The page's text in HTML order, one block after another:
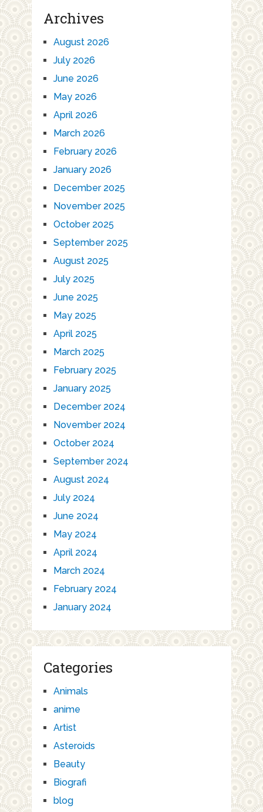
Archives
August 2026
July 2026
June 2026
May 2026
April 2026
March 2026
February 2026
January 2026
December 2025
November 2025
October 2025
September 2025
August 2025
July 2025
June 2025
May 2025
April 2025
March 2025
February 2025
January 2025
December 2024
November 2024
October 2024
September 2024
August 2024
July 2024
June 2024
May 2024
April 2024
March 2024
February 2024
January 2024
Categories
Animals
anime
Artist
Asteroids
Beauty
Biografi
blog